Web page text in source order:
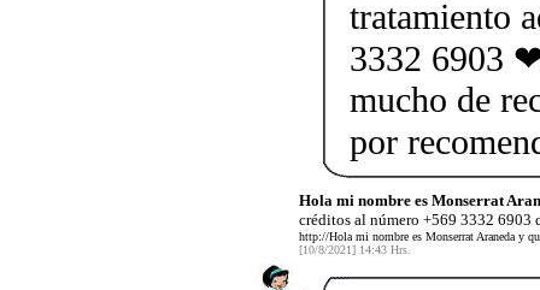
tratamiento
3332 6903
mucho de
por
Hola mi nombre es Monserrat
créditos al número +569 3332 6903
http://Hola mi nombre es Monserrat Araneda y
[10/8/2021] 14:43 Hrs.